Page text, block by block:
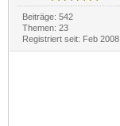
Beiträge: 542
Themen: 23
Registriert seit: Feb 2008